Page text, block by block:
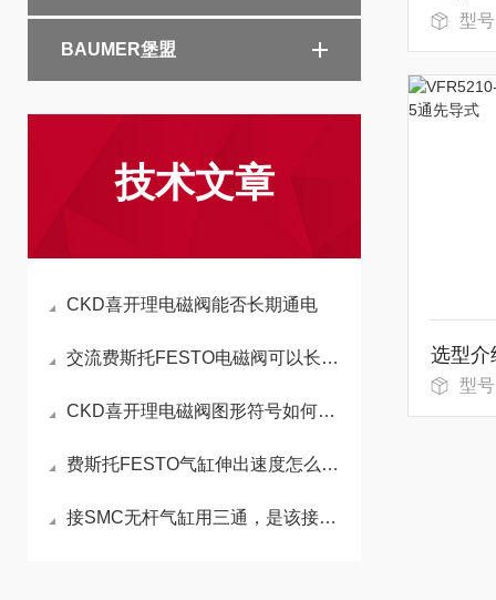
BAUMER堡盟
技术文章
CKD喜开理电磁阀能否长期通电
交流费斯托FESTO电磁阀可以长时间持续通电工作吗
CKD喜开理电磁阀图形符号如何区分常开和常闭状态
费斯托FESTO气缸伸出速度怎么变快
接SMC无杆气缸用三通，是该接在进气管还是出气管
型号：
型号